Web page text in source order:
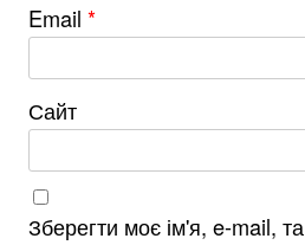
Email *
Сайт
Зберегти моє ім'я, e-mail,